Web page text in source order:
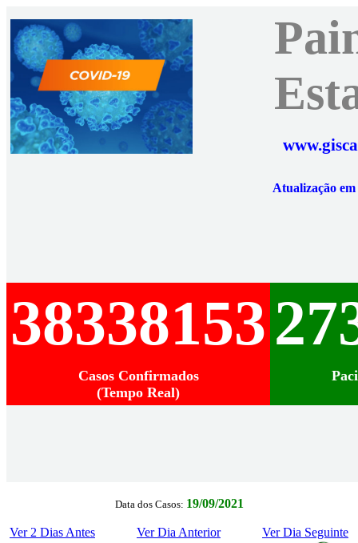
Atualização
38338153
Casos Confirmados
(Tempo Real)
Data dos Casos: 19/09/2021
Ver 2 Dias Antes Ver Dia Anterior Ver Dia Seguinte